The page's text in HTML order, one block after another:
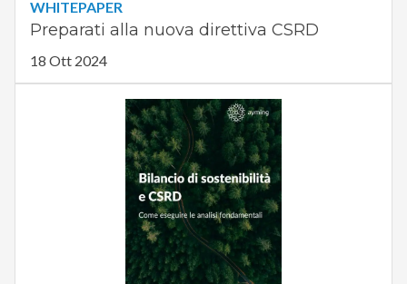
WHITEPAPER
Preparati alla nuova direttiva CSRD
18 Ott 2024